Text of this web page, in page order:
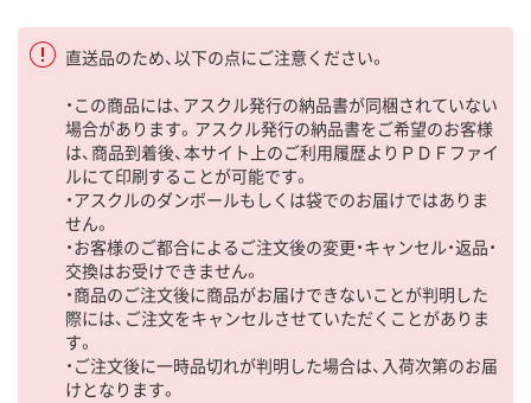
直送品のため、以下の点にご注意ください。
・この商品には、アスクル発行の納品書が同梱されていない
場合があります。アスクル発行の納品書をご希望のお客様
は、商品到着後、本サイト上のご利用履歴よりＰＤＦファイ
ルにて印刷することが可能です。
・アスクルのダンボールもしくは袋でのお届けではありま
せん。
・お客様のご都合によるご注文後の変更・キャンセル・返品・
交換はお受けできません。
・商品のご注文後に商品がお届けできないことが判明した
際には、ご注文をキャンセルさせていただくことがありま
す。
・ご注文後に一時品切れが判明した場合は、入荷次第のお届
けとなります。